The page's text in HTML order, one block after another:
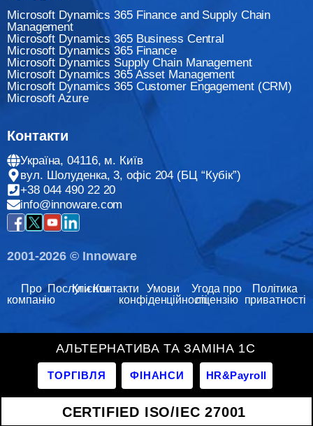
Microsoft Dynamics 365 Finance and Supply Chain
Management
Microsoft Dynamics 365 Business Central
Microsoft Dynamics 365 Finance
Мicrosoft Dynamics Supply Chain Management
Microsoft Dynamics 365 Asset Management
Microsoft Dynamics 365 Customer Engagement (CRM)
Microsoft Azure
Контакти
Україна, 04116, м. Київ
вул. Шолуденка, 3, офіс 204 (БЦ “Кубік”)
+38 044 490 22 20
info@innoware.com
2001-2026 © Innoware
Про
компанію
ПослугиКлієнтиКонтакти
Умови
конфіденційності
Угода про
ліцензію
Політика
приватності
ТОРГІВЛЯ ФІНАНСИ HR&Payroll
АЛЬТЕРНАТИВА ТА ЗАМІНА 1С
CERTIFIED ISO/IEC 27001